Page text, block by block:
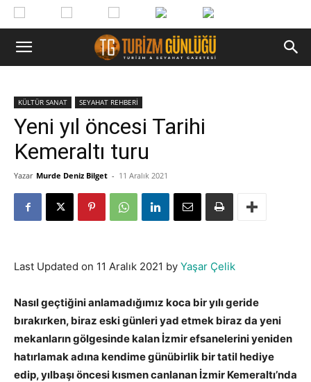
KÜLTÜR SANAT SEYAHAT REHBERİ
Yeni yıl öncesi Tarihi
Kemeraltı turu
Yazar Murde Deniz Bilget - 11 Aralık 2021
Last Updated on 11 Aralık 2021 by Yaşar Çelik
Nasıl geçtiğini anlamadığımız koca bir yılı geride
bırakırken, biraz eski günleri yad etmek biraz da yeni
mekanların gölgesinde kalan İzmir efsanelerini yeniden
hatırlamak adına kendime günübirlik bir tatil hediye
edip, yılbaşı öncesi kısmen canlanan İzmir Kemeraltı’nda